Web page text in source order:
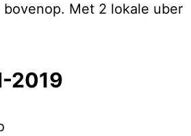
Met 2 lokale uber
2019